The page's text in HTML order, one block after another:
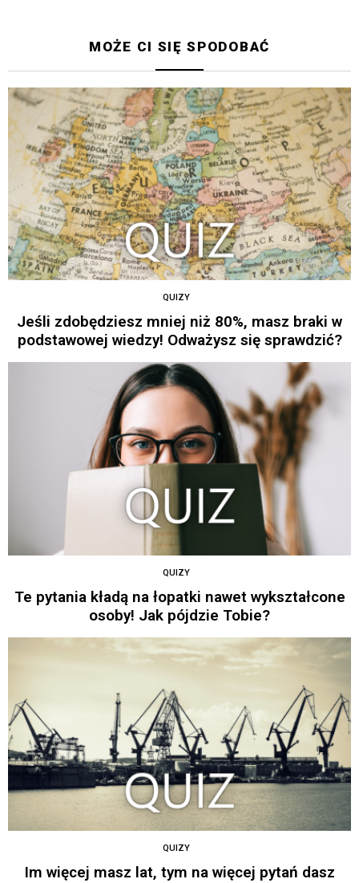
MOŻE CI SIĘ SPODOBAĆ
QUIZY
Jeśli zdobędziesz mniej niż 80%, masz braki w
podstawowej wiedzy! Odważysz się sprawdzić?
QUIZY
Te pytania kładą na łopatki nawet wykształcone
osoby! Jak pójdzie Tobie?
QUIZY
Im więcej masz lat, tym na więcej pytań dasz